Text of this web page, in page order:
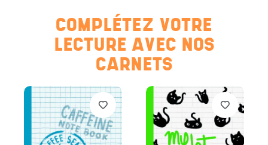
COMPLÉTEZ VOTRE
LECTURE AVEC NOS
CARNETS